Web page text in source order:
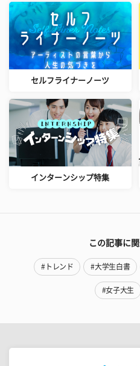
セルフライナーノーツ
インターンシップ特集
この記事に
#トレンド #大学生白書
#女子大生